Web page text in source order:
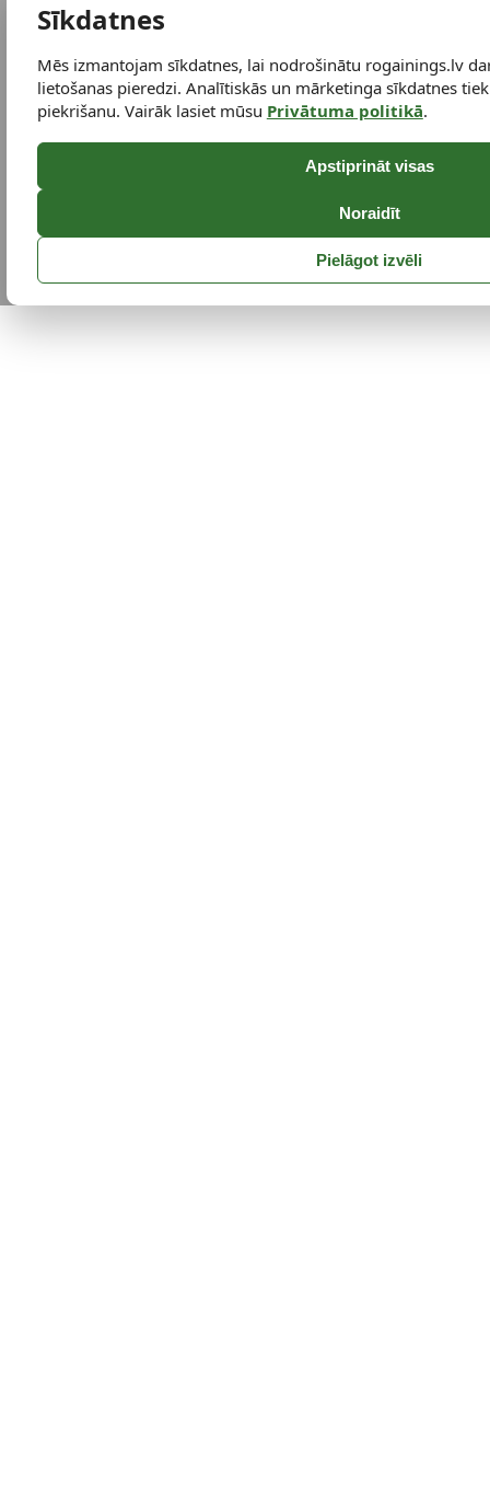
Sīkdatnes
Mēs izmantojam sīkdatnes, lai nodrošinātu rogainings.lv
lietošanas pieredzi. Analītiskās un mārketinga sīkdatnes
piekrišanu. Vairāk lasiet mūsu Privātuma politikā.
Apstiprināt visas
Noraidīt
Pielāgot izvēli